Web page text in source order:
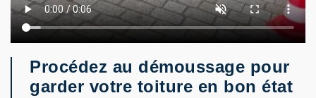
Procédez au démoussage pour
garder votre toiture en bon état